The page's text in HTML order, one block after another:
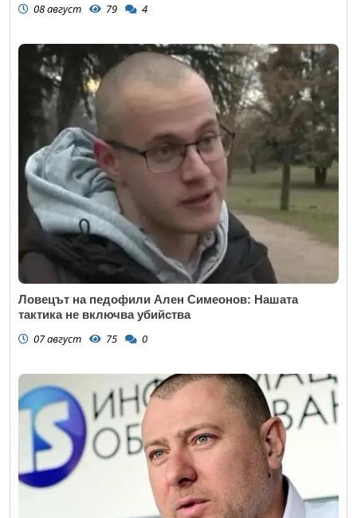
08 август 79 4
Ловецът на педофили Ален Симеонов: Нашата
тактика не включва убийства
07 август 75 0